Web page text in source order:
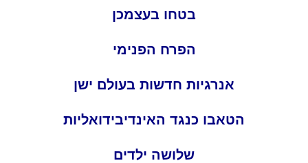
בטחו בעצמכן
הפרח הפנימי
אנרגיות חדשות בעולם ישן
הטאבו כנגד האינדיבידואליות
שלושה ילדים